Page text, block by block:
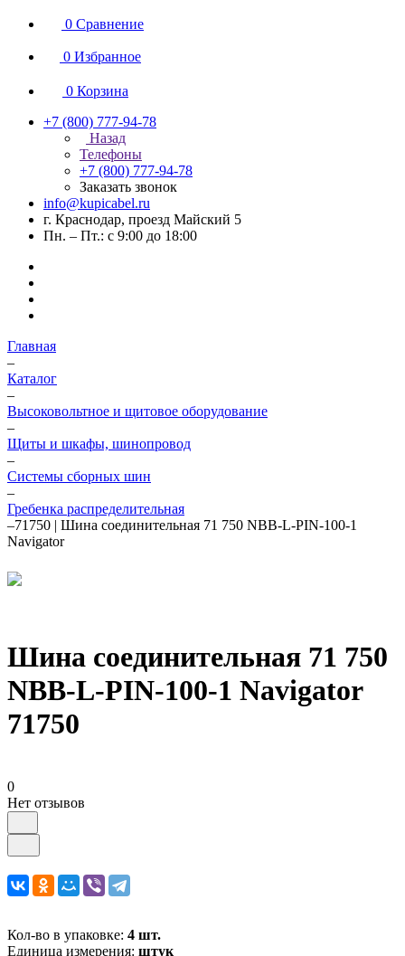
0 Сравнение
0 Избранное
0 Корзина
+7 (800) 777-94-78
Назад
Телефоны
+7 (800) 777-94-78
Заказать звонок
info@kupicabel.ru
г. Краснодар, проезд Майский 5
Пн. – Пт.: с 9:00 до 18:00
Главная
–
Каталог
–
Высоковольтное и щитовое оборудование
–
Щиты и шкафы, шинопровод
–
Системы сборных шин
–
Гребенка распределительная
–71750 | Шина соединительная 71 750 NBB-L-PIN-100-1
Navigator
Шина соединительная 71 750
NBB-L-PIN-100-1 Navigator
71750
0
Нет отзывов
Кол-во в упаковке: 4 шт.
Единица измерения: штук